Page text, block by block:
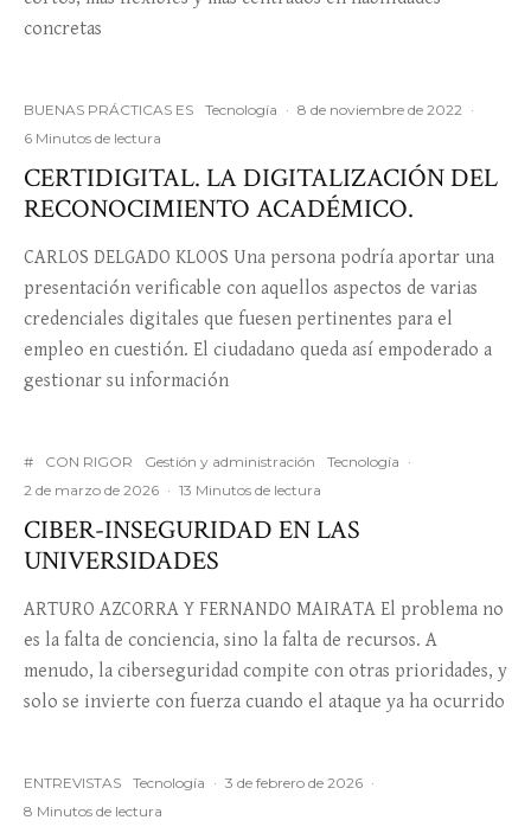
concretas
BUENAS PRÁCTICAS ES Tecnología · 8 de noviembre de 2022 ·
6 Minutos de lectura
CERTIDIGITAL. LA DIGITALIZACIÓN DEL
RECONOCIMIENTO ACADÉMICO.
CARLOS DELGADO KLOOS Una persona podría aportar una
presentación verificable con aquellos aspectos de varias
credenciales digitales que fuesen pertinentes para el
empleo en cuestión. El ciudadano queda así empoderado a
gestionar su información
# CON RIGOR Gestión y administración Tecnología ·
2 de marzo de 2026 · 13 Minutos de lectura
CIBER-INSEGURIDAD EN LAS
UNIVERSIDADES
ARTURO AZCORRA Y FERNANDO MAIRATA El problema no
es la falta de conciencia, sino la falta de recursos. A
menudo, la ciberseguridad compite con otras prioridades, y
solo se invierte con fuerza cuando el ataque ya ha ocurrido
ENTREVISTAS Tecnología · 3 de febrero de 2026 ·
8 Minutos de lectura